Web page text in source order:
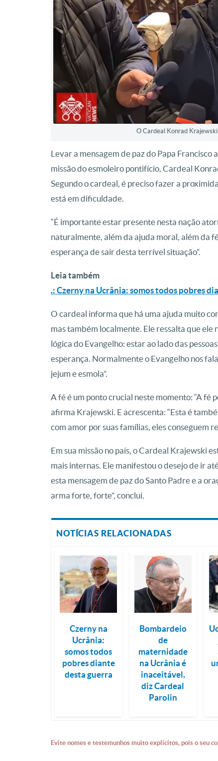
O Cardeal Konrad
Levar a mensagem de paz do Papa Francisco
missão do esmoleiro pontifício, Cardeal
Segundo o cardeal, é preciso fazer a
está em dificuldade.
“É importante estar presente nesta nação
naturalmente, além da ajuda moral, além da
esperança de sair desta terrível situação”.
Leia também
.: Czerny na Ucrânia: somos todos pobres
O cardeal informa que há uma ajuda muito
mas também localmente. Ele ressalta que ele
lógica do Evangelho: estar ao lado das
esperança. Normalmente o Evangelho nos
jejum e esmola”.
A fé é um ponto crucial neste momento: “A fé
afirma Krajewski. E acrescenta: “Esta é
com amor por suas famílias, eles conseguem
Em sua missão no país, o Cardeal Krajewski
mais internas. Ele manifestou o desejo de ir
esta mensagem de paz do Santo Padre e a
arma forte, forte”, conclui.
NOTÍCIAS RELACIONADAS
Czerny na
Ucrânia:
somos todos
pobres diante
desta guerra
Bombardeio
de
maternidade
na Ucrânia é
inaceitável,
diz Cardeal
Parolin
Evite nomes e testemunhos muito explícitos, pois o seu